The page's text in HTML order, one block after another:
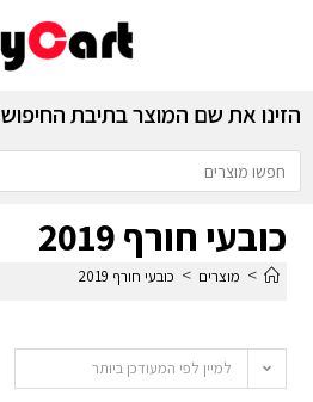
הזינו את שם המוצר בתיבת החיפוש
כובעי חורף 2019
> מוצרים > כובעי חורף 2019
למיין לפי המעודכן ביותר